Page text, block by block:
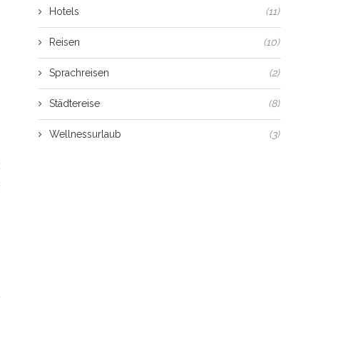
Hotels (11)
Reisen (10)
Sprachreisen (2)
Städtereise (8)
Wellnessurlaub (3)